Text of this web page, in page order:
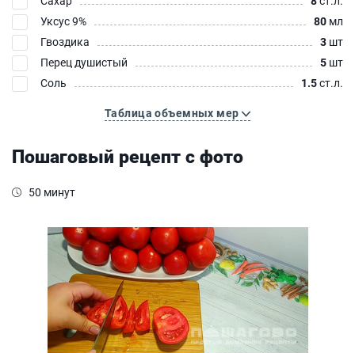
Уксус 9%
80 мл
Гвоздика
3 шт
Перец душистый
5 шт
Соль
1.5ст.л.
Таблица объемных мер
Пошаговый рецепт с фото
50 минут